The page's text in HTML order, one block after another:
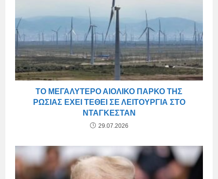
ΤΟ ΜΕΓΑΛΎΤΕΡΟ ΑΙΟΛΙΚΌ ΠΆΡΚΟ ΤΗΣ
ΡΩΣΊΑΣ ΈΧΕΙ ΤΕΘΕΊ ΣΕ ΛΕΙΤΟΥΡΓΊΑ ΣΤΟ
ΝΤΑΓΚΕΣΤΆΝ
29.07.2026